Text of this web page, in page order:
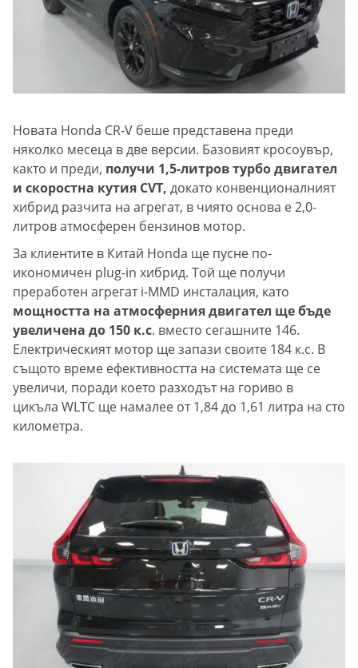
Новата Honda CR-V беше представена преди
няколко месеца в две версии. Базовият кросоувър,
както и преди, получи 1,5-литров турбо двигател
и скоростна кутия CVT, докато конвенционалният
хибрид разчита на агрегат, в чиято основа е 2,0-
литров атмосферен бензинов мотор.
За клиентите в Китай Honda ще пусне по-
икономичен plug-in хибрид. Той ще получи
преработен агрегат i-MMD инсталация, като
мощността на атмосферния двигател ще бъде
увеличена до 150 к.с. вместо сегашните 146.
Електрическият мотор ще запази своите 184 к.с. В
същото време ефективността на системата ще се
увеличи, поради което разходът на гориво в
цикъла WLTC ще намалее от 1,84 до 1,61 литра на сто
километра.